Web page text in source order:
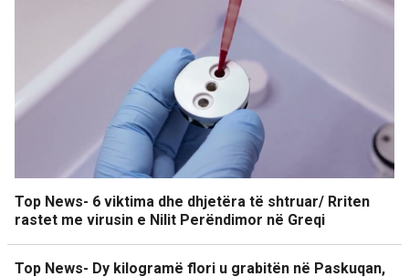
Top News- 6 viktima dhe dhjetëra të shtruar/ Rriten
rastet me virusin e Nilit Perëndimor në Greqi
Top News- Dy kilogramë flori u grabitën në Paskuqan,